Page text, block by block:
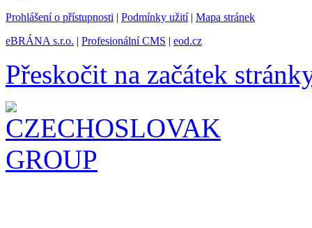
Prohlášení o přístupnosti | Podmínky užití| Mapa stránek
eBRÁNA s.r.o. | Profesionální CMS | eod.cz
Přeskočit na začátek